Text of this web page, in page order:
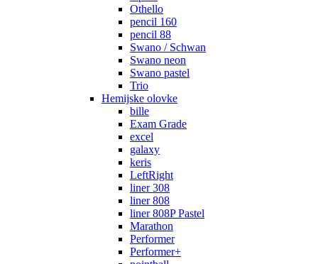
Othello
pencil 160
pencil 88
Swano / Schwan
Swano neon
Swano pastel
Trio
Hemijske olovke
bille
Exam Grade
excel
galaxy
keris
LeftRight
liner 308
liner 808
liner 808P Pastel
Marathon
Performer
Performer+